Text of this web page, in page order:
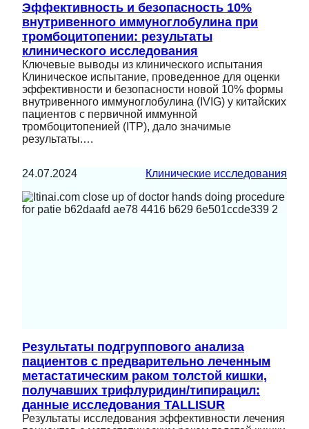
Эффективность и безопасность 10%
внутривенного иммуноглобулина при
тромбоцитопении: результаты
клинического исследования
Ключевые выводы из клинического испытания
Клиническое испытание, проведенное для оценки
эффективности и безопасности новой 10% формы
внутривенного иммуноглобулина (IVIG) у китайских
пациентов с первичной иммунной
тромбоцитопенией (ITP), дало значимые
результаты.…
24.07.2024 Клинические исследования
Результаты подгруппового анализа
пациентов с предварительно леченным
метастатическим раком толстой кишки,
получавших трифлуридин/типирацил:
данные исследования TALLISUR
Результаты исследования эффективности лечения